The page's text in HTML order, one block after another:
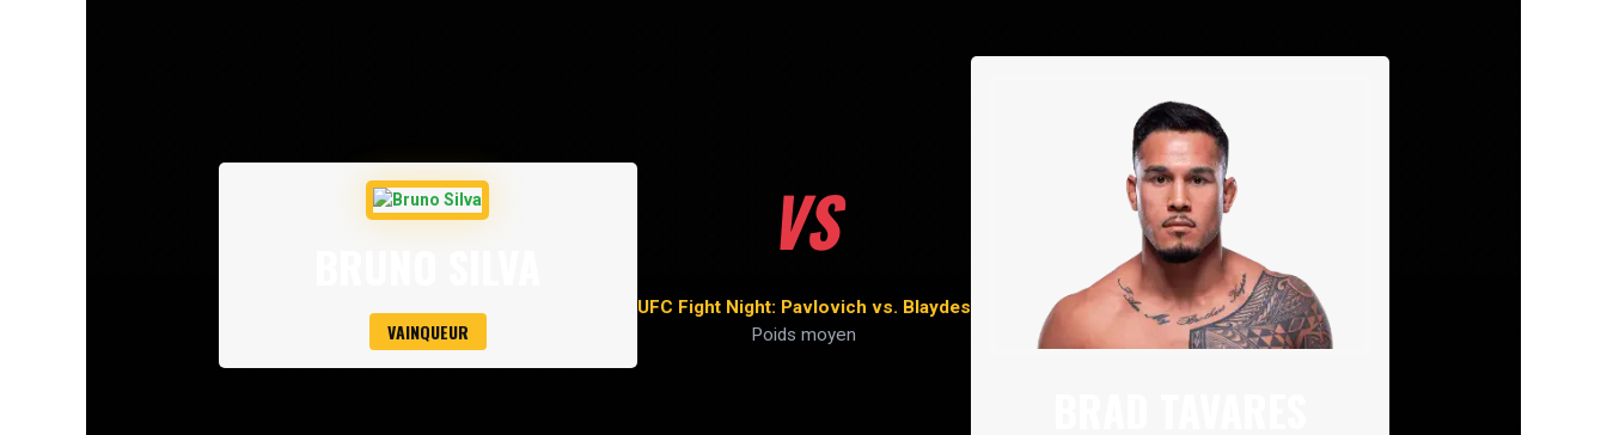
VAINQUEUR
VS
UFC Fight Night: Pavlovich vs. Blaydes
Poids moyen